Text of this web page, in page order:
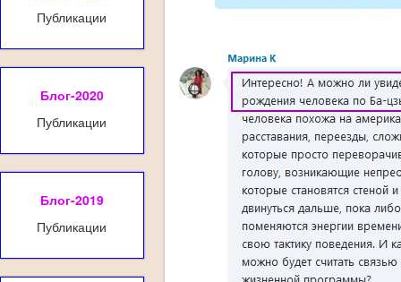
Публикации
Блог-2020
Публикации
Блог-2019
Публикации